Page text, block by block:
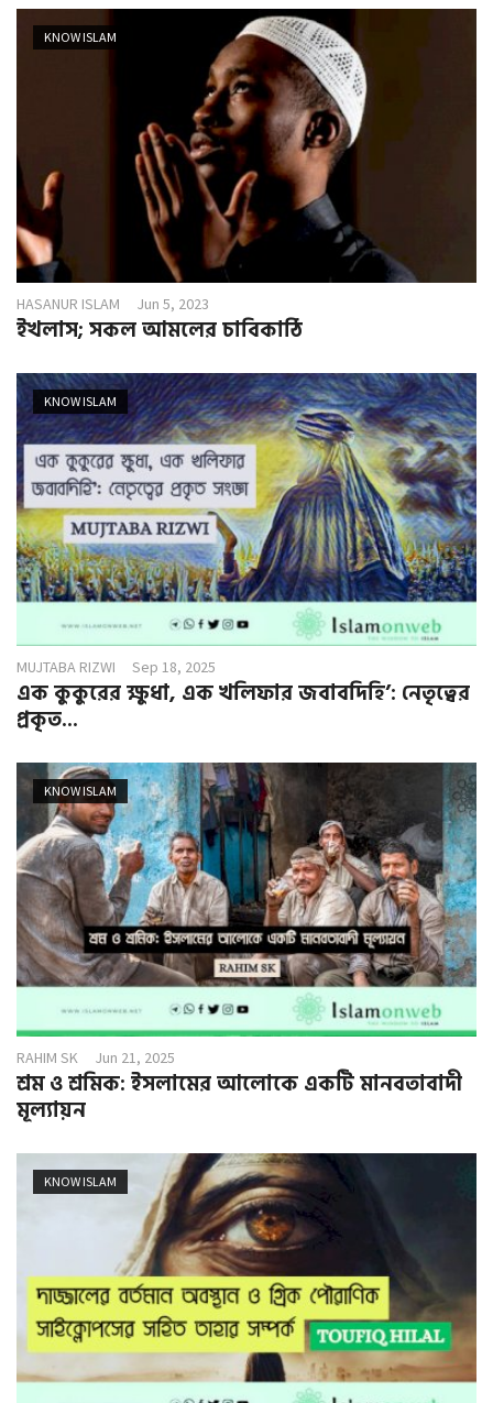
KNOW ISLAM
HASANUR ISLAM Jun 5, 2023
ইখলাস; সকল আমলের চাবিকাঠি
KNOW ISLAM
MUJTABA RIZWI Sep 18, 2025
এক কুকুরের ক্ষুধা, এক খলিফার জবাবদিহি’: নেতৃত্বের
প্রকৃত...
KNOW ISLAM
RAHIM SK Jun 21, 2025
শ্রম ও শ্রমিক: ইসলামের আলোকে একটি মানবতাবাদী
মূল্যায়ন
KNOW ISLAM